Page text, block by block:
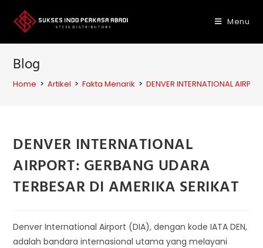
content
Menu
Blog
Home > Artikel > Fakta Menarik > DENVER INTERNATIONAL
DENVER INTERNATIONAL
AIRPORT: GERBANG UDARA
TERBESAR DI AMERIKA SERIKAT
Denver International Airport (DIA), dengan kode IATA DEN,
adalah bandara internasional utama yang melayani